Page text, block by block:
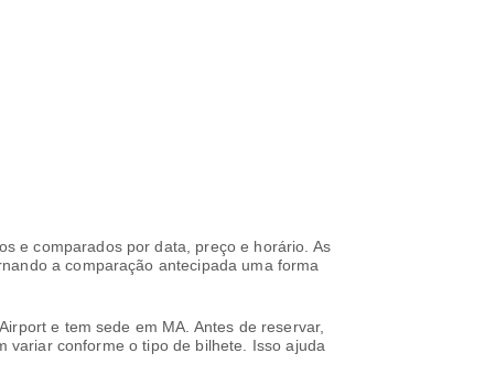
e comparados por data, preço e horário. As
a comparação antecipada uma forma
e tem sede em MA. Antes de reservar,
variar conforme o tipo de bilhete. Isso ajuda